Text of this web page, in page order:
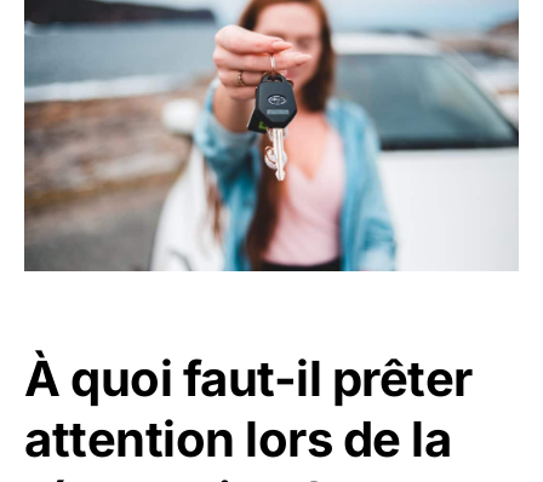
À quoi faut-il prêter
attention lors de la